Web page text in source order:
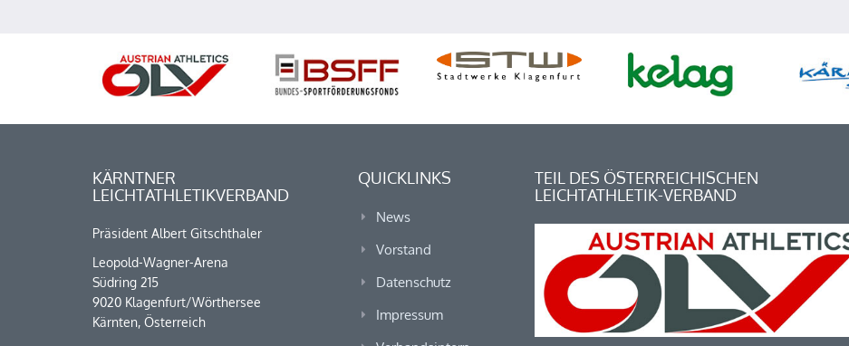
KÄRNTNER
LEICHTATHLETIKVERBAND
Präsident Albert Gitschthaler
Leopold-Wagner-Arena
Südring 215
9020 Klagenfurt/Wörthersee
Kärnten, Österreich
QUICKLINKS
News
Vorstand
Datenschutz
Impressum
TEIL DES ÖSTERREICHISCHEN
LEICHTATHLETIK-VERBAND